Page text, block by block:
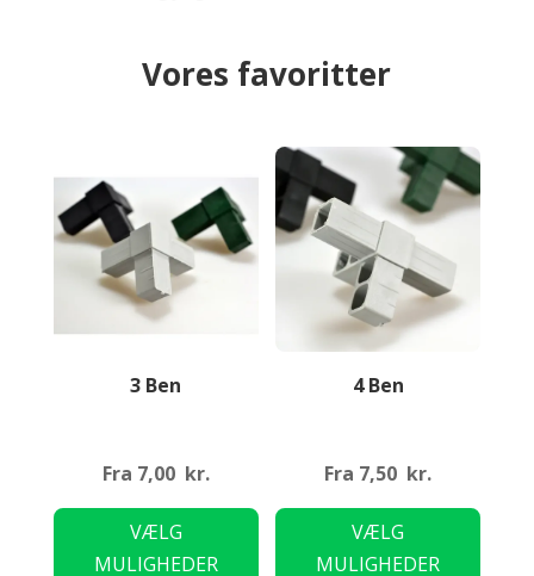
Vores favoritter
3 Ben
Fra 7,00 kr.
VÆLG
MULIGHEDER
Dette
4 Ben
Fra 7,50 kr.
VÆLG
MULIGHEDER